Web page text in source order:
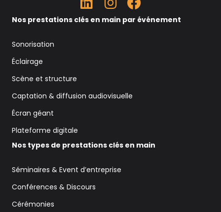
Nos prestations clés en main par événement
Sonorisation
Éclairage
Scène et structure
Captation & diffusion audiovisuelle
Écran géant
Plateforme digitale
Nos types de prestations clés en main
Séminaires & Event d’entreprise
Conférences & Discours
Cérémonies